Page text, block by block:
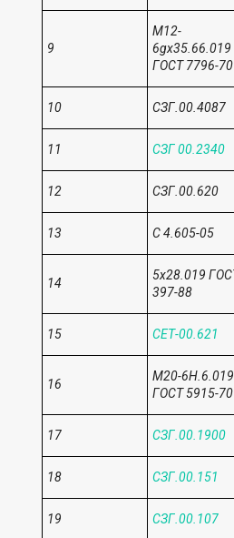
9
М12-
6gх35.66.019
ГОСТ 7796-70
10 СЗГ.00.4087
11 СЗГ 00.2340
12 СЗГ.00.620
13 С 4.605-05
14
5х28.019
397-88
15 СЕТ-00.621
16
М20-6Н.6.019
ГОСТ 5915-70
17 СЗГ.00.1900
18 СЗГ.00.151
19 СЗГ.00.107